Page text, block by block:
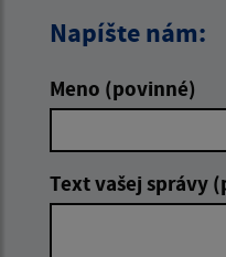
Napíšte nám:
Meno (povinné)
Text vašej správy